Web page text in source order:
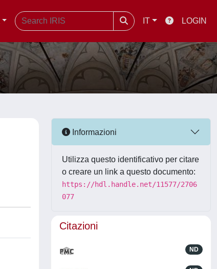
IT LOGIN
Informazioni
Utilizza questo identificativo per citare
o creare un link a questo documento:
https://hdl.handle.net/11577/2706
077
Citazioni
ND